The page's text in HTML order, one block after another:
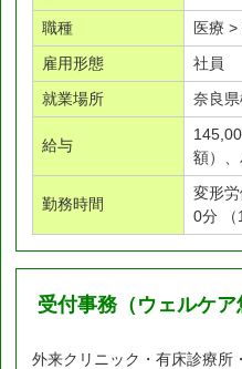
職種
医療 >
雇用形態
社員
就業場所
奈良
給与
額）
勤務時間
変形
0分 （
受付事務（ウェルケア
外来クリニック・有床診療所